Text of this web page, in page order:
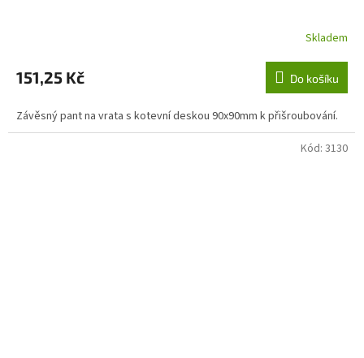
Skladem
151,25 Kč Do košíku
Závěsný pant na vrata s kotevní deskou 90x90mm k přišroubování.
Kód: 3130